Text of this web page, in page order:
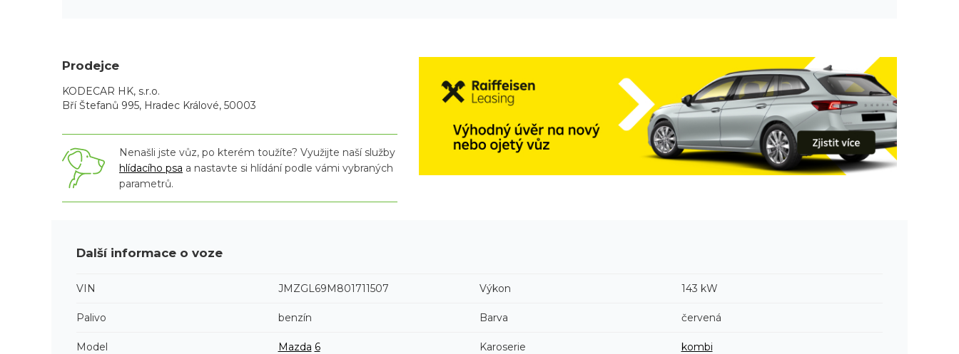
Prodejce
KODECAR HK, s.r.o.
Bří Štefanů 995, Hradec Králové, 50003
Nenašli jste vůz, po kterém toužíte? Využijte naší služby
hlídacího psa a nastavte si hlídání podle vámi vybraných
parametrů.
Další informace o voze
VIN JMZGL69M801711507 Výkon 143 kW
Palivo benzín Barva červená
Model Mazda 6 Karoserie kombi